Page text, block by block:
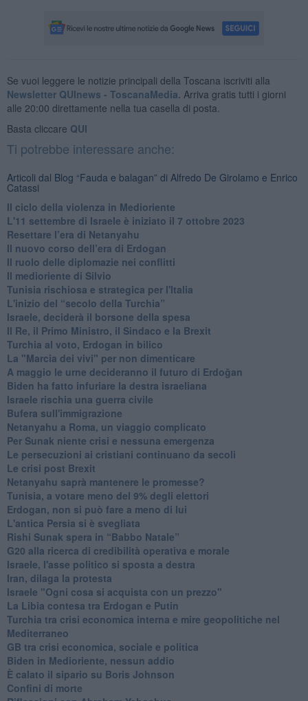
Se vuoi leggere le notizie principali della Toscana iscriviti alla
Newsletter QUInews - ToscanaMedia. Arriva gratis tutti i giorni
alle 20:00 direttamente nella tua casella di posta.
Basta cliccare QUI
Ti potrebbe interessare anche:
Articoli dal Blog “Fauda e balagan” di Alfredo De Girolamo e Enrico
Catassi
Il ciclo della violenza in Medioriente
L'11 settembre di Israele è iniziato il 7 ottobre 2023
Resettare l’era di Netanyahu
​Il nuovo corso dell’era di Erdogan
Il ruolo delle diplomazie nei conflitti
Il medioriente di Silvio
Tunisia rischiosa e strategica per l'Italia
L'inizio del “secolo della Turchia”
Israele, deciderà il borsone della spesa
Il Re, il Primo Ministro, il Sindaco e la Brexit
Turchia al voto, Erdogan in bilico
La "Marcia dei vivi" per non dimenticare
A maggio le urne decideranno il futuro di Erdoğan
Biden ha fatto infuriare la destra israeliana
Israele rischia una guerra civile
Bufera sull'immigrazione
Netanyahu a Roma, un viaggio complicato
Per Sunak niente crisi e nessuna emergenza
Le persecuzioni ai cristiani continuano da secoli
Le crisi post Brexit
Netanyahu saprà mantenere le promesse?
Tunisia, a votare meno del 9% degli elettori
Erdogan, non si può fare a meno di lui
L'antica Persia si è svegliata
Rishi Sunak spera in “Babbo Natale”
G20 alla ricerca di credibilità operativa e morale
Israele, l'asse politico si sposta a destra
Iran, dilaga la protesta
Israele "Ogni cosa si acquista con un prezzo"
La Libia contesa tra Erdogan e Putin
Turchia tra crisi economica interna e mire geopolitiche nel
Mediterraneo
GB tra crisi economica, sociale e politica
Biden in Medioriente, nessun addio
È calato il sipario su Boris Johnson
Confini di morte